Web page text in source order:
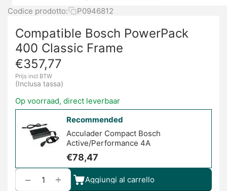
Codice prodotto: P0946812
Compatible Bosch PowerPack
400 Classic Frame
€357,77
Prijs incl BTW
(Inclusa tassa)
Op voorraad, direct leverbaar
Recommended
Acculader Compact Bosch
Active/Performance 4A
€78,47
+
− Aggiungi al carrello